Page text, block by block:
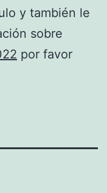
y también le
sobre
por favor